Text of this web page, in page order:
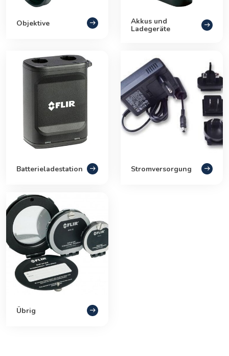
Objektive Akkus und
Ladegeräte
Batterieladestation Stromversorgung
Übrig